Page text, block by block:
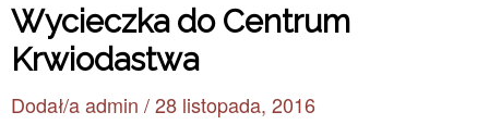
Wycieczka do Centrum
Krwiodastwa
Dodał/a admin /28 listopada, 2016